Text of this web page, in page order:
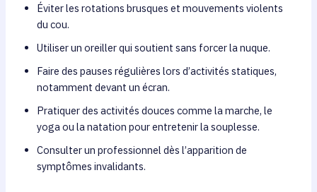
Éviter les rotations brusques et mouvements violents
du cou.
Utiliser un oreiller qui soutient sans forcer la nuque.
Faire des pauses régulières lors d’activités statiques,
notamment devant un écran.
Pratiquer des activités douces comme la marche, le
yoga ou la natation pour entretenir la souplesse.
Consulter un professionnel dès l’apparition de
symptômes invalidants.